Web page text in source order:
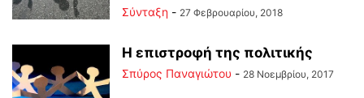
Σύνταξη - 27 Φεβρουαρίου, 2018
Η επιστροφή της πολιτικής
Σπύρος Παναγιώτου - 28 Νοεμβρίου, 2017